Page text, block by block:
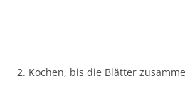
2. Kochen, bis die Blätter